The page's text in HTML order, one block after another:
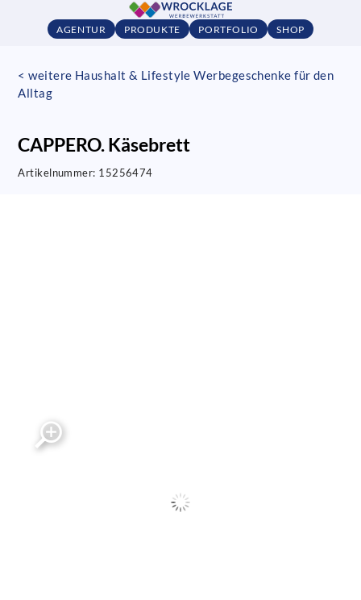
AGENTUR PRODUKTE PORTFOLIO SHOP
< weitere Haushalt & Lifestyle Werbegeschenke für den
Alltag
CAPPERO. Käsebrett
Artikelnummer: 15256474